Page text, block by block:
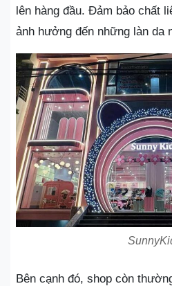
lên hàng đầu. Đảm bảo chất
ảnh hưởng đến những làn da
Bên cạnh đó, shop còn